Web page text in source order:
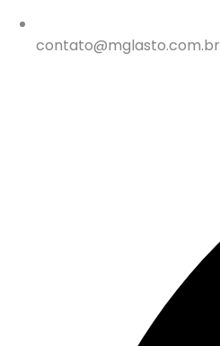
contato@mglasto.com.br